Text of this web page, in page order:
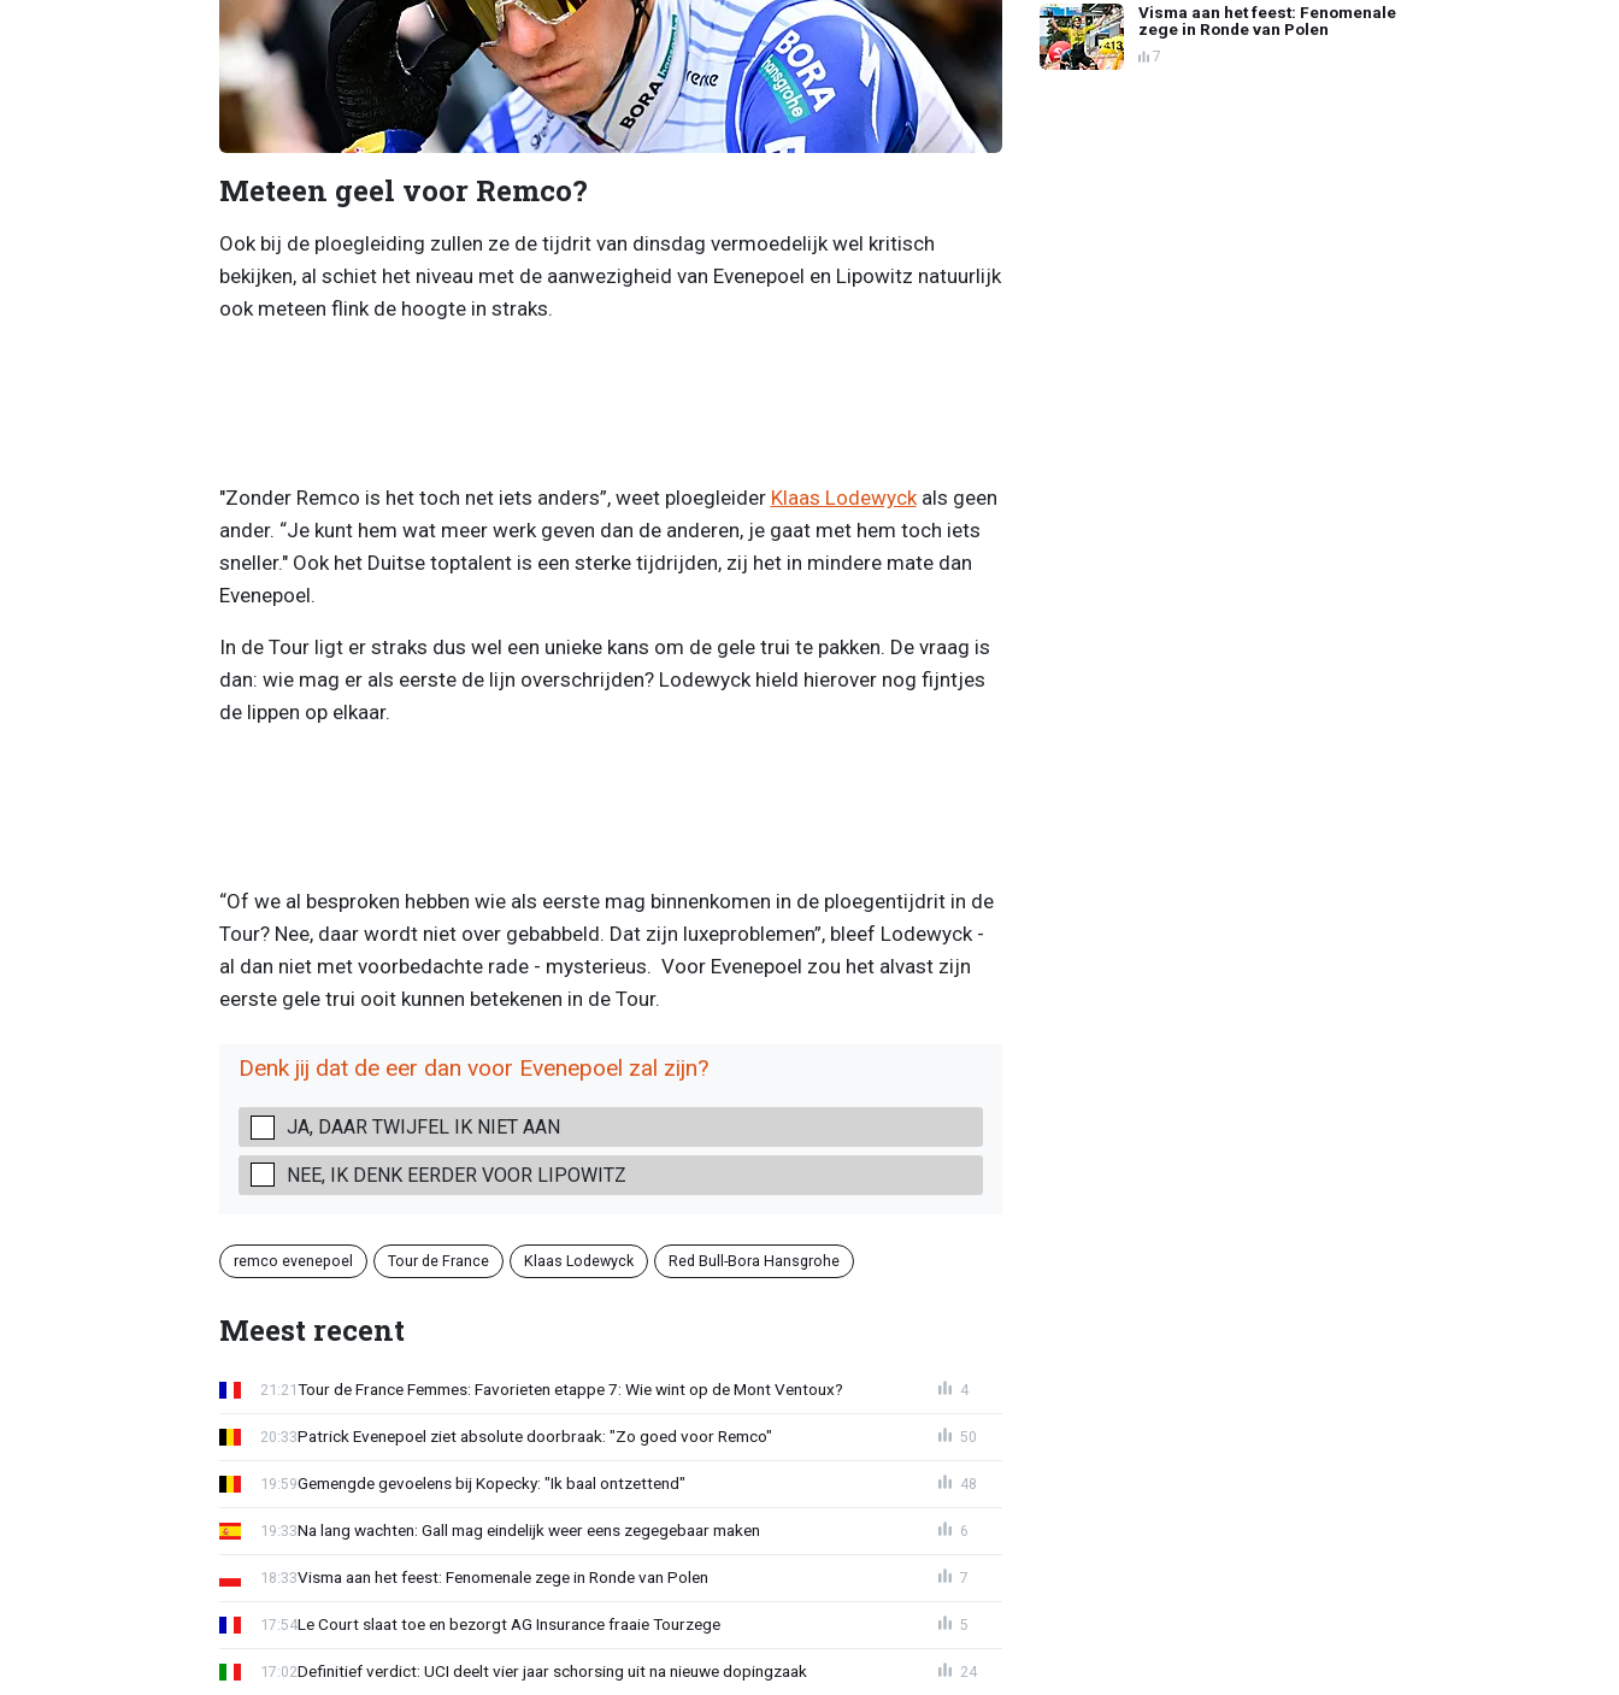
Meteen geel voor Remco?
Ook bij de ploegleiding zullen ze de tijdrit van dinsdag vermoedelijk wel kritisch
bekijken, al schiet het niveau met de aanwezigheid van Evenepoel en Lipowitz natuurlijk
ook meteen flink de hoogte in straks.
"Zonder Remco is het toch net iets anders”, weet ploegleider Klaas Lodewyckals geen
ander. “Je kunt hem wat meer werk geven dan de anderen, je gaat met hem toch iets
sneller." Ook het Duitse toptalent is een sterke tijdrijden, zij het in mindere mate dan
Evenepoel.
In de Tour ligt er straks dus wel een unieke kans om de gele trui te pakken. De vraag is
dan: wie mag er als eerste de lijn overschrijden? Lodewyck hield hierover nog fijntjes
de lippen op elkaar.
“Of we al besproken hebben wie als eerste mag binnenkomen in de ploegentijdrit in de
Tour? Nee, daar wordt niet over gebabbeld. Dat zijn luxeproblemen”, bleef Lodewyck -
al dan niet met voorbedachte rade - mysterieus. Voor Evenepoel zou het alvast zijn
eerste gele trui ooit kunnen betekenen in de Tour.
Denk jij dat de eer dan voor Evenepoel zal zijn?
JA, DAAR TWIJFEL IK NIET AAN
NEE, IK DENK EERDER VOOR LIPOWITZ
remco evenepoel Tour de France Klaas Lodewyck Red Bull-Bora Hansgrohe
Meest recent
Tour de France Femmes: Favorieten etappe 7: Wie wint op de Mont Ventoux?
21:21 4
Patrick Evenepoel ziet absolute doorbraak: "Zo goed voor Remco"
20:33 50
Gemengde gevoelens bij Kopecky: "Ik baal ontzettend"
19:59 48
Na lang wachten: Gall mag eindelijk weer eens zegegebaar maken
19:33 6
Visma aan het feest: Fenomenale zege in Ronde van Polen
18:33 7
Le Court slaat toe en bezorgt AG Insurance fraaie Tourzege
17:54 5
Definitief verdict: UCI deelt vier jaar schorsing uit na nieuwe dopingzaak
17:02 24
Visma aan het feest: Fenomenale
zege in Ronde van Polen
7